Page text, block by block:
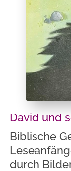
David und
Biblische
durch